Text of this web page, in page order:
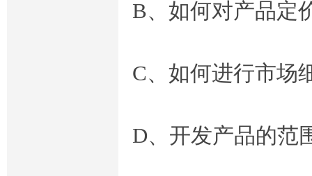
B、如何对产品定
C、如何进行市场
D、开发产品的范